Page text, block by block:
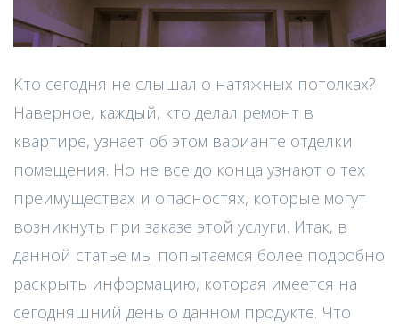
Кто сегодня не слышал о натяжных потолках?
Наверное, каждый, кто делал ремонт в
квартире, узнает об этом варианте отделки
помещения. Но не все до конца узнают о тех
преимуществах и опасностях, которые могут
возникнуть при заказе этой услуги. Итак, в
данной статье мы попытаемся более подробно
раскрыть информацию, которая имеется на
сегодняшний день о данном продукте. Что